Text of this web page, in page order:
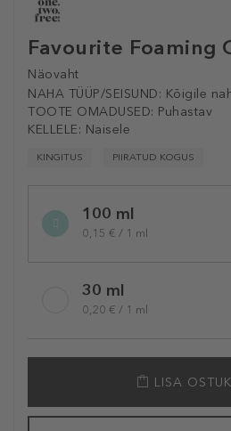
Favourite Foaming
Näovaht
NAHA TÜÜP/SEISUND: Kõigile
TOOTE OMADUSED: Puhastav
KELLELE: Naisele
KINGITUS PIIRATUD KOGUS
variation100 ml
0,15 € / 1 ml
30 ml
0,20 € / 1 ml
LISA